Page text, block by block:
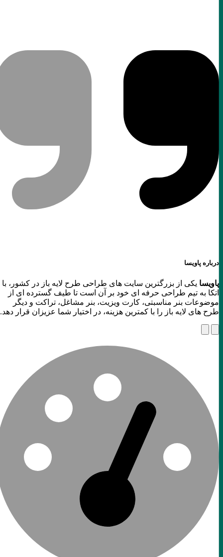
درباره پاویسا
پاویسایکی از بزرگترین سایت های طراحی طرح لایه باز در کشور، با
اتکا به تیم طراحی حرفه ای خود بر آن است تا طیف گسترده ای از
موضوعات بنر مناسبتی، کارت ویزیت، بنر مشاغل، تراکت و دیگر
طرح های لایه باز را با کمترین هزینه، در اختیار شما عزیزان قرار دهد.